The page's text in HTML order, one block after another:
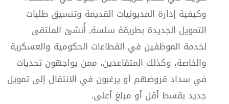
وكيفية إدارة المديونيات القديمة وتنسيق طلبات
التمويل الجديدة بطريقة سلسة, أُنشئ الملتقى
لخدمة الموظفين في القطاعات الحكومية والعسكرية
والخاصة، وكذلك المتقاعدين، ممن يواجهون تحديات
في سداد قروضهم أو يرغبون في الانتقال إلى تمويل
جديد بقسط أقل أو مبلغ أعلى.